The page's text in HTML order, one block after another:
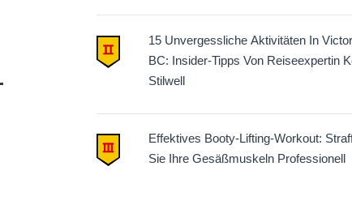
15 Unvergessliche Aktivitäten In
BC: Insider-Tipps Von Reiseexpertin
Stilwell
Effektives Booty-Lifting-Workout:
Sie Ihre Gesäßmuskeln Professionell